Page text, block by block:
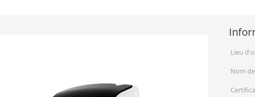
Lieu
Nom